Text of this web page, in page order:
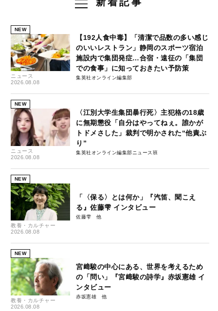
NEW
ニュース
2026.08.08
【192人食中毒】「清潔で品数の多い感じ
のいいレストラン」静岡のスポーツ宿泊
施設内で集団発症…合宿・遠征の「集団
での食事」に知っておきたい予防策
集英社オンライン編集部
NEW
ニュース
2026.08.08
〈江別大学生集団暴行死〉主犯格の18歳
に無期懲役「自分はやってねぇ。誰かが
トドメさした」裁判で明かされた“他責ぶ
り”
集英社オンライン編集部ニュース班
NEW
教養・カルチャー
2026.08.08
「〈保る〉とは何か」『汽笛、聞こえ
る』佐藤雫 インタビュー
佐藤雫
NEW
教養・カルチャー
2026.08.08
宮﨑駿の中心にある、世界を考えるため
の「問い」『宮﨑駿の詩学』赤坂憲雄 イ
ンタビュー
赤坂憲雄